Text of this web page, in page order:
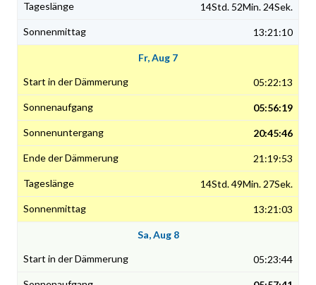
14Std. 52Min. 24Sek.
13:21:10
Fr, Aug 7
05:22:13
05:56:19
20:45:46
21:19:53
14Std. 49Min. 27Sek.
13:21:03
Sa, Aug 8
05:23:44